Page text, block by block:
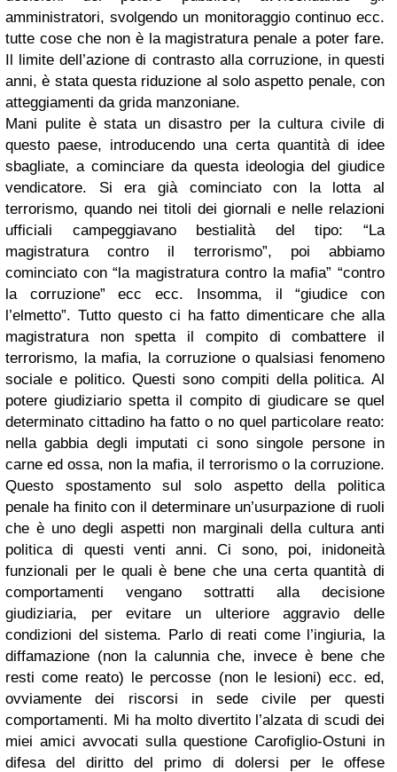
amministratori, svolgendo un monitoraggio continuo ecc.
tutte cose che non è la magistratura penale a poter fare.
Il limite dell’azione di contrasto alla corruzione, in questi
anni, è stata questa riduzione al solo aspetto penale, con
atteggiamenti da grida manzoniane.
Mani pulite è stata un disastro per la cultura civile di
questo paese, introducendo una certa quantità di idee
sbagliate, a cominciare da questa ideologia del giudice
vendicatore. Si era già cominciato con la lotta al
terrorismo, quando nei titoli dei giornali e nelle relazioni
ufficiali campeggiavano bestialità del tipo: “La
magistratura contro il terrorismo”, poi abbiamo
cominciato con “la magistratura contro la mafia” “contro
la corruzione” ecc ecc. Insomma, il “giudice con
l’elmetto”. Tutto questo ci ha fatto dimenticare che alla
magistratura non spetta il compito di combattere il
terrorismo, la mafia, la corruzione o qualsiasi fenomeno
sociale e politico. Questi sono compiti della politica. Al
potere giudiziario spetta il compito di giudicare se quel
determinato cittadino ha fatto o no quel particolare reato:
nella gabbia degli imputati ci sono singole persone in
carne ed ossa, non la mafia, il terrorismo o la corruzione.
Questo spostamento sul solo aspetto della politica
penale ha finito con il determinare un’usurpazione di ruoli
che è uno degli aspetti non marginali della cultura anti
politica di questi venti anni. Ci sono, poi, inidoneità
funzionali per le quali è bene che una certa quantità di
comportamenti vengano sottratti alla decisione
giudiziaria, per evitare un ulteriore aggravio delle
condizioni del sistema. Parlo di reati come l’ingiuria, la
diffamazione (non la calunnia che, invece è bene che
resti come reato) le percosse (non le lesioni) ecc. ed,
ovviamente dei riscorsi in sede civile per questi
comportamenti. Mi ha molto divertito l’alzata di scudi dei
miei amici avvocati sulla questione Carofiglio-Ostuni in
difesa del diritto del primo di dolersi per le offese